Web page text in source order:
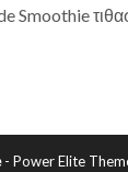
Smoothie
- Power Elite